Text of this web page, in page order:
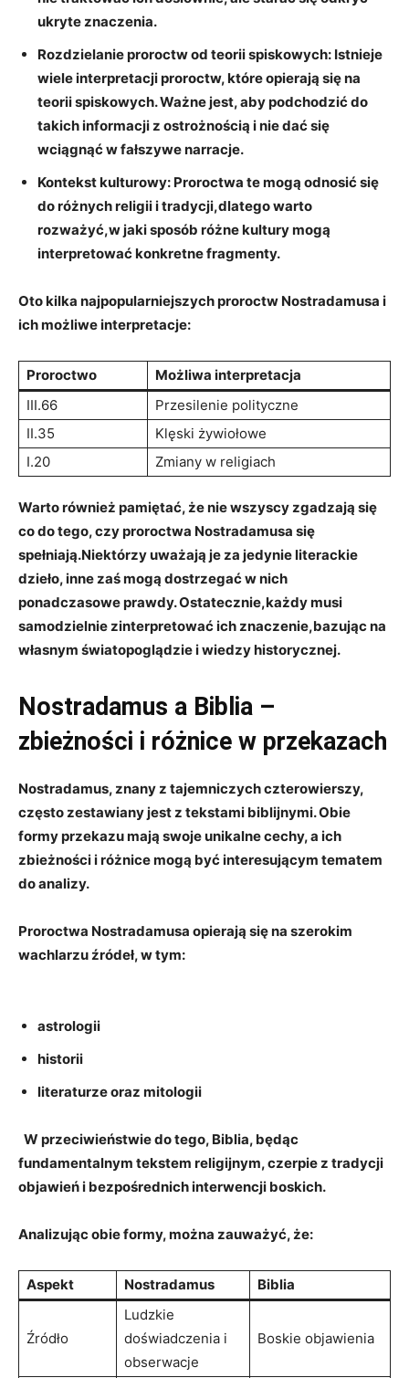
ukryte znaczenia.
Rozdzielanie proroctw od⁢ teorii ‌spiskowych: Istnieje
wiele interpretacji proroctw, ⁢które opierają⁣ się na
teorii spiskowych. Ważne jest, aby​ podchodzić do
takich informacji ⁣z ⁢ostrożnością i nie dać⁣ się
wciągnąć w fałszywe ‍narracje.
Kontekst kulturowy: Proroctwa te mogą ⁣odnosić się
‌do​ różnych religii i tradycji,dlatego ‍warto
rozważyć,w ⁢jaki sposób ⁣różne kultury mogą
interpretować konkretne fragmenty.
Oto kilka najpopularniejszych proroctw Nostradamusa i
ich‍ możliwe interpretacje:
Proroctwo
Możliwa⁤ interpretacja
III.66
Przesilenie polityczne
II.35
Klęski żywiołowe
I.20
Zmiany w religiach
Warto również pamiętać, że⁣ nie wszyscy zgadzają się
co do tego, czy proroctwa Nostradamusa się
spełniają.Niektórzy uważają je za jedynie ‍literackie
dzieło,‌ inne⁤ zaś mogą ⁣dostrzegać w ​nich
ponadczasowe prawdy. Ostatecznie,każdy musi
⁣samodzielnie zinterpretować ich znaczenie,bazując na
własnym światopoglądzie i wiedzy ⁤historycznej.
Nostradamus a‌ Biblia – ​
zbieżności i różnice​ w ⁤przekazach
Nostradamus, znany z⁢ tajemniczych czterowierszy,
często zestawiany jest z ‍tekstami biblijnymi. Obie
formy przekazu ⁢mają swoje ​unikalne cechy, a ich
zbieżności i różnice mogą być‌ interesującym ‍tematem
do⁢ analizy.
Proroctwa Nostradamusa ⁣opierają się na szerokim
wachlarzu źródeł, w tym: ​
astrologii
historii
literaturze oraz mitologii
⁤ ⁤ W przeciwieństwie do tego, Biblia, będąc​
fundamentalnym ⁣tekstem religijnym, czerpie z tradycji
objawień i ⁢bezpośrednich‍ interwencji boskich.
Analizując⁢ obie formy, można zauważyć, że:
Aspekt Nostradamus Biblia
Źródło
Ludzkie
doświadczenia i
obserwacje
Boskie objawienia